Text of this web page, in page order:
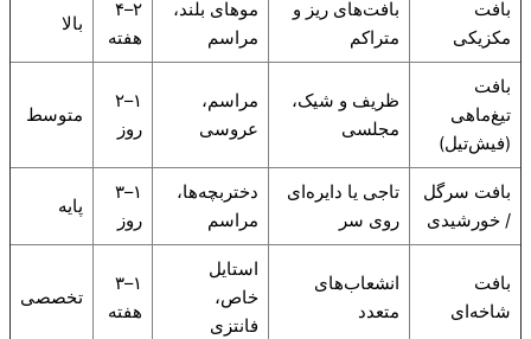
بافت
مکزیکی
بافت‌های ریز و
متراکم
موهای بلند،
مراسم
۲–۴
هفته
بالا
بافت
تیغ‌ماهی
(فیش‌تیل)
ظریف و شیک،
مجلسی
مراسم،
عروسی
۱–۲
روز
متوسط
بافت سرگل
/ خورشیدی
تاجی یا دایره‌ای
روی سر
دختربچه‌ها،
مراسم
۱–۳
روز
پایه
بافت
شاخه‌ای
انشعاب‌های
متعدد
استایل
خاص،
فانتزی
۱–۳
هفته
تخصصی